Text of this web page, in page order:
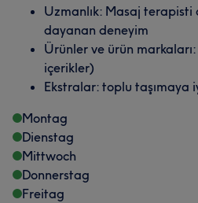
Uzmanlık: Masaj terapisti
dayanan deneyim
Ürünler ve ürün
içerikler)
Ekstralar: toplu taşımaya
Montag
Dienstag
Mittwoch
Donnerstag
Freitag